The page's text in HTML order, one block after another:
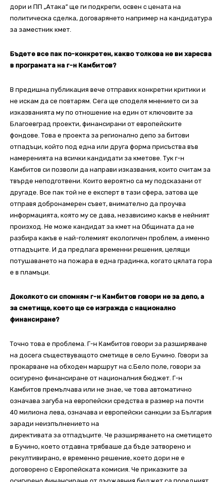
дори и ПП „Атака” ще ги подкрепи, освен с цената на
политическа сделка, договарянето например на кандидатура
за заместник кмет.
Бъдете все пак по-конкретен, какво толкова не ви харесва
в програмата на г-н Камбитов?
В предишна публикация вече отправих конкретни критики и
не искам да се повтарям. Сега ще споделя мнението си за
изказванията му по отношение на един от ключовите за
Благоевград проекти, финансирани от европейските
фондове. Това е проекта за регионално депо за битови
отпадъци, който под една или друга форма присъства във
намеренията на всички кандидати за кметове. Тук г-н
Камбитов си позволи да направи изказвания, които считам за
твърде неподготвени. Които вероятно са му подсказани от
другаде. Все пак той не е експерт в тази сфера, затова ще
отправя добронамерен съвет, внимателно да проучва
информацията, която му се дава, независимо какъв е нейният
произход. Не може кандидат за кмет на Общината да не
разбира какъв е най-големият екологичен проблем, а именно
отпадъците. И да предлага временни решения, целящи
потушаването на пожара в една градинка, когато цялата гора
е в пламъци.
Доколкото си спомням г-н Камбитов говори не за депо, а
за сметище, което ще се изгражда с национално
финансиране?
Точно това е проблема. Г-н Камбитов говори за разширяване
на досега съществуващото сметище в село Бучино. Говори за
прокарване на обходен маршрут на с.Бело поле, говори за
осигурено финансиране от националния бюджет. Г-н
Камбитов премълчава или не знае, че това автоматично
означава загуба на европейски средства в размер на почти
40 милиона лева, означава и европейски санкции за България
заради неизпълнението на
директивата за отпадъците. Че разширяването на сметището
в Бучино, което отдавна трябваше да бъде затворено и
рекултивирано, е временно решение, което дори не е
договорено с Европейската комисия. Че приказките за